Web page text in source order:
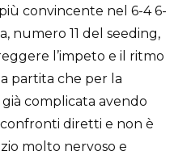
convincente nel 6-4 6-
numero 11 del seeding,
l’impeto e il ritmo
partita che per la
complicata avendo
diretti e non è
molto nervoso e